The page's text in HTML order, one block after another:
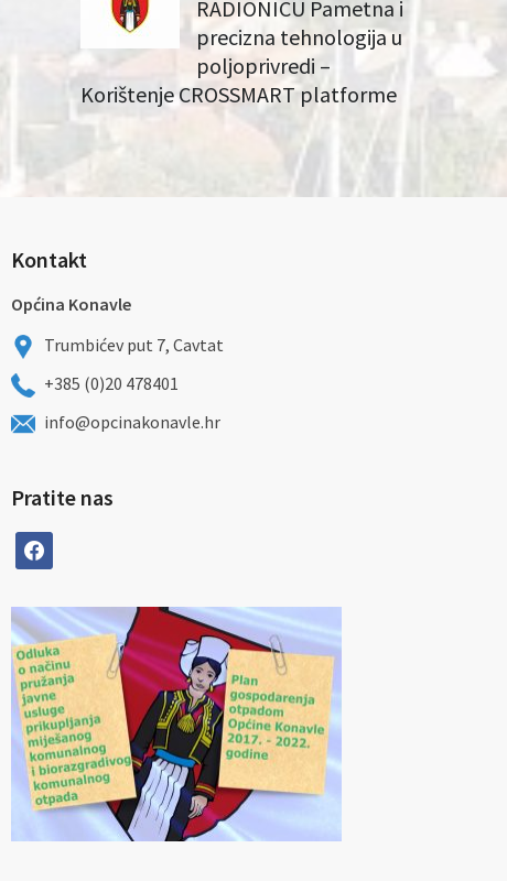
RADIONICU Pametna i
precizna tehnologija u
poljoprivredi –
Korištenje CROSSMART platforme
Kontakt
Općina Konavle
Trumbićev put 7, Cavtat
+385 (0)20 478401
info@opcinakonavle.hr
Pratite nas
facebook